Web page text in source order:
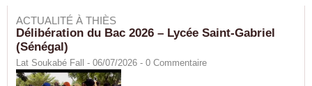
ACTUALITÉ À THIÈS
Délibération du Bac 2026 – Lycée Saint-Gabriel
(Sénégal)
Lat Soukabé Fall - 06/07/2026 - 0 Commentaire